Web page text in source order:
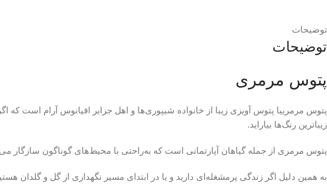
توضیحات
توضیحات
پتوس مرمری
زیباترین رنگ‌ها بیاراید.
پتوس مرمری از جمله گیاهان آپارتمانی است که به‌راحتی با محیط‌های گوناگون سازگار
به همین دلیل اگر زندگی پرمشغله‌ای دارید و یا در ابتدای مسیر نگهداری از گل و